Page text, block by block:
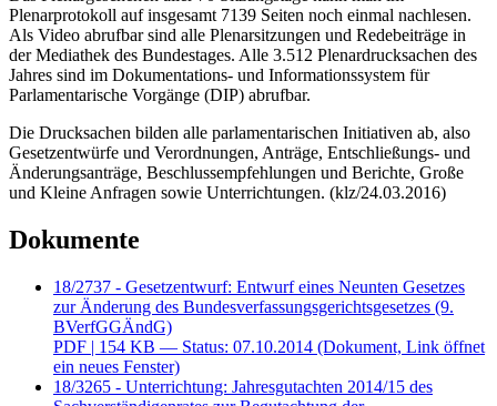
Plenarprotokoll auf insgesamt 7139 Seiten noch einmal nachlesen.
Als Video abrufbar sind alle Plenarsitzungen und Redebeiträge in
der Mediathek des Bundestages. Alle 3.512 Plenardrucksachen des
Jahres sind im Dokumentations- und Informationssystem für
Parlamentarische Vorgänge (DIP) abrufbar.
Die Drucksachen bilden alle parlamentarischen Initiativen ab, also
Gesetzentwürfe und Verordnungen, Anträge, Entschließungs- und
Änderungsanträge, Beschlussempfehlungen und Berichte, Große
und Kleine Anfragen sowie Unterrichtungen. (klz/24.03.2016)
Dokumente
18/2737 - Gesetzentwurf: Entwurf eines Neunten Gesetzes
zur Änderung des Bundesverfassungsgerichtsgesetzes (9.
BVerfGGÄndG)
PDF | 154 KB — Status: 07.10.2014 (Dokument, Link öffnet
ein neues Fenster)
18/3265 - Unterrichtung: Jahresgutachten 2014/15 des